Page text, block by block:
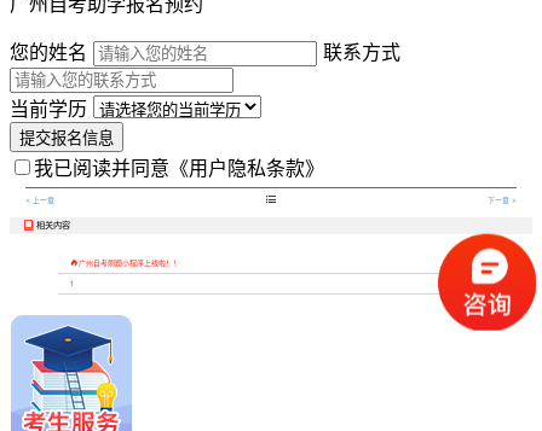
您的姓名
联系方式
当前学历
提交报名信息
我已阅读并同意 《用户隐私条款》
< 上一章  下一章 >
 相关内容
广州自考刷题小程序上线啦！！
1